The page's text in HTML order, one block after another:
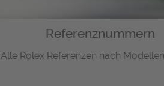
Referenznummern
Alle Rolex Referenzen nach